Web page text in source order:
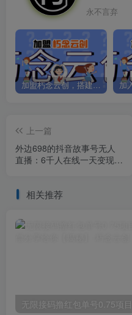
永不言弃
加盟朽念云创，搭建同款项目资源站，实现日入2000+
上一篇
外边698的抖音故事号无人
直播：6千人在线一天变现
相关推荐